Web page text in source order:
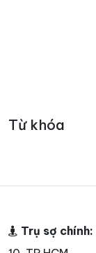
Từ khóa
Trụ sợ chính: